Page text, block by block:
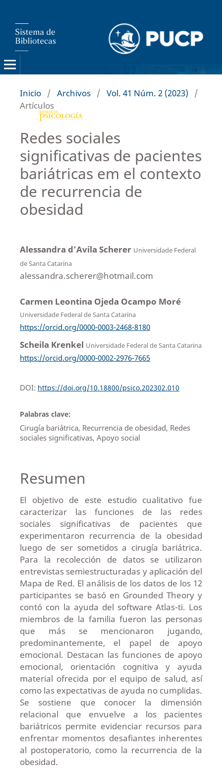
Inicio / Archivos / Vol. 41 Núm. 2 (2023)
/
Artículos
Redes sociales
significativas de pacientes
bariátricas em el contexto
de recurrencia de
obesidad
Alessandra d’Avila Scherer Universidade Federal
de Santa Catarina
alessandra.scherer@hotmail.com
Carmen Leontina Ojeda Ocampo Moré
Universidade Federal de Santa Catarina
https://orcid.org/0000-0003-2468-8180
Scheila Krenkel Universidade Federal de Santa Catarina
https://orcid.org/0000-0002-2976-7665
DOI: https://doi.org/10.18800/psico.202302.010
Palabras clave:
Cirugía bariátrica, Recurrencia de obesidad, Redes
sociales significativas, Apoyo social
Resumen
El objetivo de este estudio cualitativo fue
caracterizar las funciones de las redes
sociales significativas de pacientes que
experimentaron recurrencia de la obesidad
luego de ser sometidos a cirugía bariátrica.
Para la recolección de datos se utilizaron
entrevistas semiestructuradas y aplicación del
Mapa de Red. El análisis de los datos de los 12
participantes se basó en Grounded Theory y
contó con la ayuda del software Atlas-ti. Los
miembros de la familia fueron las personas
que más se mencionaron jugando,
predominantemente, el papel de apoyo
emocional. Destacan las funciones de apoyo
emocional, orientación cognitiva y ayuda
material ofrecida por el equipo de salud, así
como las expectativas de ayuda no cumplidas.
Se sostiene que conocer la dimensión
relacional que envuelve a los pacientes
bariátricos permite evidenciar recursos para
enfrentar momentos desafiantes inherentes
al postoperatorio, como la recurrencia de la
obesidad.